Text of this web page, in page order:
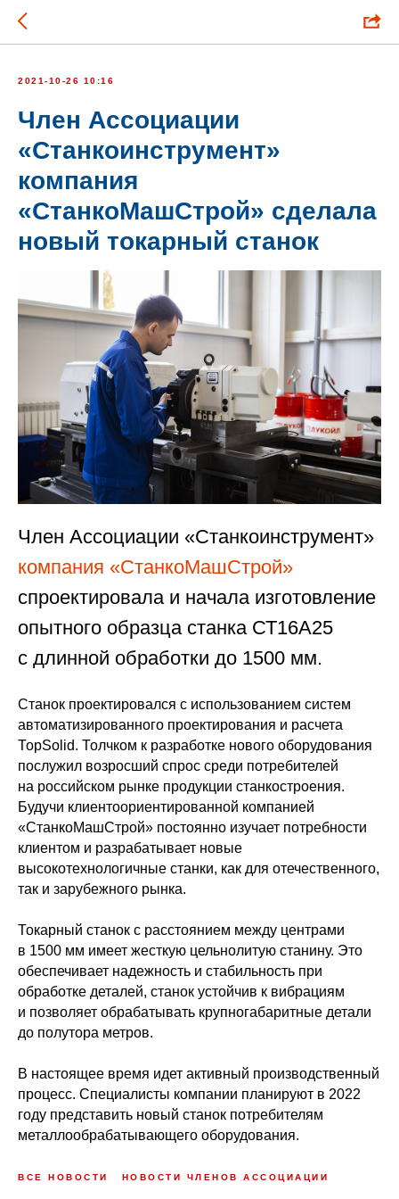
2021-10-26 10:16
Член Ассоциации
«Станкоинструмент»
компания
«СтанкоМашСтрой» сделала
новый токарный станок
Член Ассоциации «Станкоинструмент»
компания «СтанкоМашСтрой»
спроектировала и начала изготовление
опытного образца станка СТ16А25
с длинной обработки до 1500 мм.
Станок проектировался с использованием систем
автоматизированного проектирования и расчета
ТорSolid. Толчком к разработке нового оборудования
послужил возросший спрос среди потребителей
на российском рынке продукции станкостроения.
Будучи клиентоориентированной компанией
«СтанкоМашСтрой» постоянно изучает потребности
клиентом и разрабатывает новые
высокотехнологичные станки, как для отечественного,
так и зарубежного рынка.
Токарный станок с расстоянием между центрами
в 1500 мм имеет жесткую цельнолитую станину. Это
обеспечивает надежность и стабильность при
обработке деталей, станок устойчив к вибрациям
и позволяет обрабатывать крупногабаритные детали
до полутора метров.
В настоящее время идет активный производственный
процесс. Специалисты компании планируют в 2022
году представить новый станок потребителям
металлообрабатывающего оборудования.
ВСЕ НОВОСТИ НОВОСТИ ЧЛЕНОВ АССОЦИАЦИИ